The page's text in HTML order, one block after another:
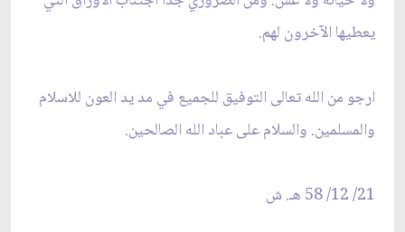
يعطيها الآخرون لهم.
ارجو من الله تعالى التوفيق للجميع في مد يد العون للاسلام
والمسلمين. والسلام على عباد الله الصالحين.
21/ 12/ 58 ه ـ. ش‏